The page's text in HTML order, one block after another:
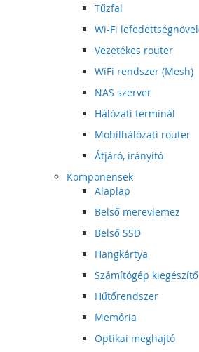
Tűzfal
Wi-Fi
Vezetékes router
WiFi rendszer (Mesh)
NAS szerver
Hálózati terminál
Mobilhálózati router
Átjáró, irányító
Komponensek
Alaplap
Belső merevlemez
Belső SSD
Hangkártya
Számítógép kiegészítő
Hűtőrendszer
Memória
Optikai meghajtó